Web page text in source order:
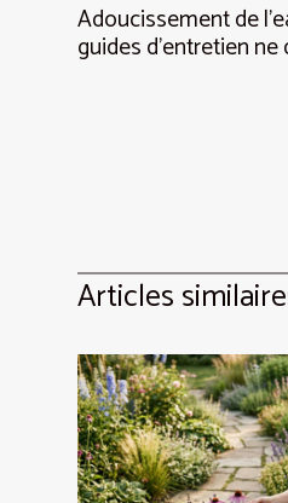
Adoucissement de
guides d’entretien
Articles